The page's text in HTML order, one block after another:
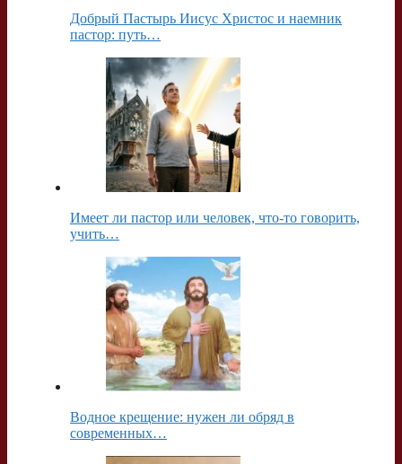
Добрый Пастырь Иисус Христос и наемник
пастор: путь…
Имеет ли пастор или человек, что-то говорить,
учить…
Водное крещение: нужен ли обряд в
современных…